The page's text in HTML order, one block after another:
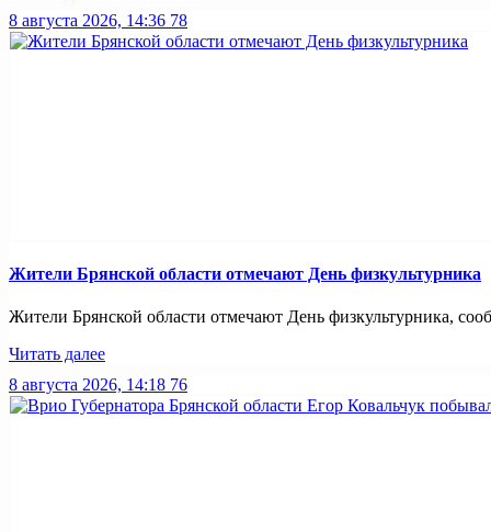
8 августа 2026, 14:36 78
Жители Брянской области отмечают День физкультурника
Жители Брянской области отмечают День физкультурника,
Читать далее
8 августа 2026, 14:18 76